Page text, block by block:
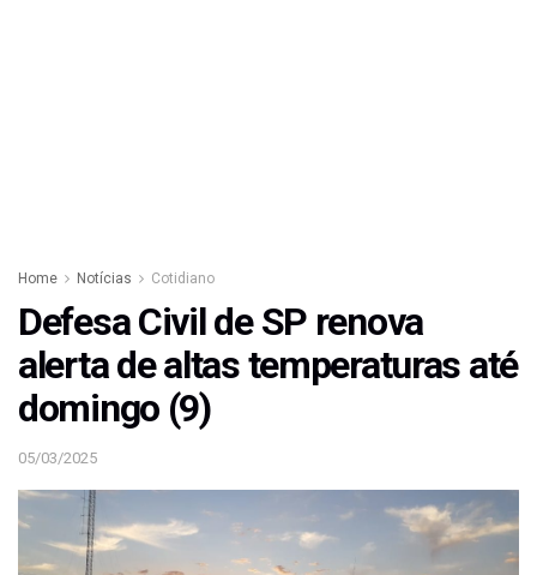
Home Notícias Cotidiano
Defesa Civil de SP renova
alerta de altas temperaturas até
domingo (9)
05/03/2025